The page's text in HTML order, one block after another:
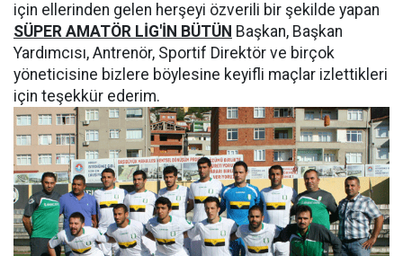
için ellerinden gelen herşeyi özverili bir şekilde yapan
SÜPER AMATÖR LİG'İN BÜTÜN Başkan, Başkan
Yardımcısı, Antrenör, Sportif Direktör ve birçok
yöneticisine bizlere böylesine keyifli maçlar izlettikleri
için teşekkür ederim.